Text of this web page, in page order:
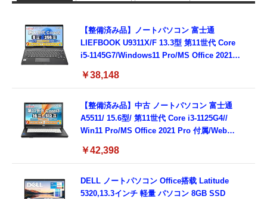
【整備済み品】ノートパソコン 富士通
LIEFBOOK U9311X/F 13.3型 第11世代 Core
i5-1145G7/Windows11 Pro/MS Office 2021搭
Type-C/360度回転対応/有線静音マウス付
8GB,SSD256GB)
￥38,148
【整備済み品】中古 ノートパソコン 富士通
A5511/ 15.6型/ 第11世代 Core i3-1125G4//
Win11 Pro/MS Office 2021 Pro 付属/Webカ
3.0)/ 有線静音マウス付属/ 180日保証（メモリ
￥42,398
DELL ノートパソコン Office搭载 Latitude
5320,13.3インチ 軽量 パソコン 8GB SSD